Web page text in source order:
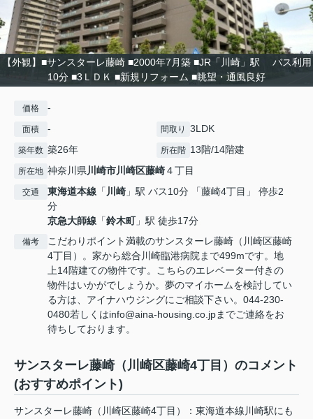
【外観】■サンスターレ藤崎 ■2000年7月築 ■JR「川崎」駅 バス利用
10分 ■3ＬＤＫ ■新規リフォーム ■眺望・通風良好
価格 -
面積 - 間取り 3LDK
築年数 築26年 所在階 13階/14階建
所在地 神奈川県川崎市川崎区藤崎４丁目
交通 東海道本線 「 川崎 」駅 バス10分 「藤崎4丁目」 停歩2
分
京急大師線 「鈴木町」駅 徒歩17分
備考
こだわりポイント満載のサンスターレ藤崎（川崎区藤崎
4丁目）。家から総合川崎臨港病院まで499mです。地
上14階建ての物件です。こちらのエレベーター付きの
物件はいかがでしょうか。夢のマイホームを検討してい
る方は、アイナハウジングにご相談下さい。044-230-
0480若しくはinfo@aina-housing.co.jpまでご連絡をお
待ちしております。
サンスターレ藤崎（川崎区藤崎4丁目）のコメント
(おすすめポイント)
サンスターレ藤崎（川崎区藤崎4丁目）：東海道本線川崎駅にも